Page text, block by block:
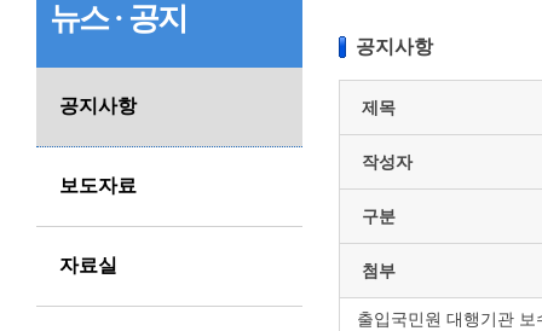
뉴스 · 공지
공지사항
보도자료
자료실
공지사항
제목
작성자
구분
첨부
출입국민원 대행기관